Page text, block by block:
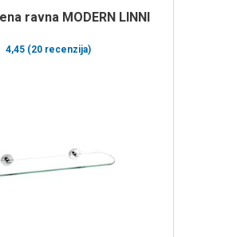
ravna MODERN LINNI
4,45 (20 recenzija)